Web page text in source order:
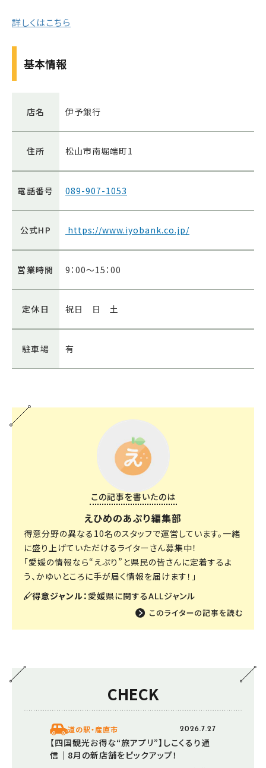
詳しくはこちら
基本情報
店名 伊予銀行
住所 松山市南堀端町1
電話番号 089-907-1053
公式HP https://www.iyobank.co.jp/
営業時間 9：00～15：00
定休日 祝日 日 土
駐車場 有
この記事を書いたのは
えひめのあぷり編集部
得意分野の異なる10名のスタッフで運営しています。一緒
に盛り上げていただけるライターさん募集中！
「愛媛の情報なら“えぷり”と県民の皆さんに定着するよ
う、かゆいところに手が届く情報を届けます！」
得意ジャンル： 愛媛県に関するALLジャンル
CHECK
道の駅・産直市 2026.7.27
【四国観光お得な“旅アプリ”】しこくるり通
信｜8月の新店舗をピックアップ！